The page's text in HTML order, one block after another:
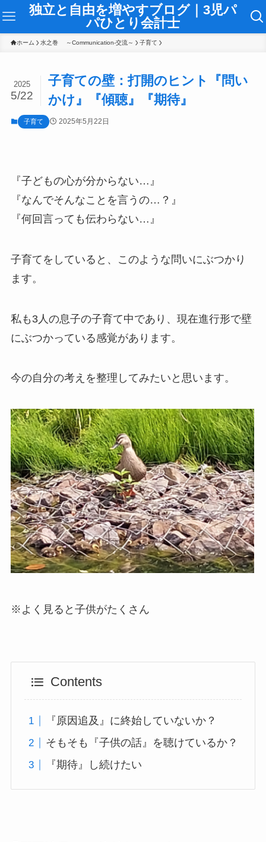
独立と自由を増やすブログ｜3児パ
パひとり会計士
ホーム 水之巻 ～Communication-交流～ 子育て
子育ての壁：打開のヒント『問い
かけ』『傾聴』『期待』
2025
5/22
子育て 2025年5月22日
『子どもの心が分からない…』
『なんでそんなことを言うの…？』
『何回言っても伝わらない…』
子育てをしていると、このような問いにぶつかり
ます。
私も3人の息子の子育て中であり、現在進行形で壁
にぶつかっている感覚があります。
今の自分の考えを整理してみたいと思います。
※よく見ると子供がたくさん
Contents
『原因追及』に終始していないか？
そもそも『子供の話』を聴けているか？
『期待』し続けたい